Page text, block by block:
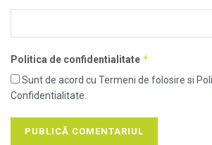
Politica de confidentialitate *
Sunt de acord cu Termeni de folosire si
Confidentialitate.